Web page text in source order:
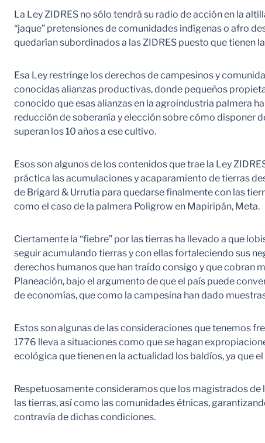
La Ley ZIDRES no sólo tendrá su radio de acción en la
“jaque” pretensiones de comunidades indígenas o afro
quedarían subordinados a las ZIDRES puesto que tienen
Esa Ley restringe los derechos de campesinos y
conocidas alianzas productivas, donde pequeños
conocido que esas alianzas en la agroindustria palmera
reducción de soberanía y elección sobre cómo disponer
superan los 10 años a ese cultivo.
Esos son algunos de los contenidos que trae la Ley
práctica las acumulaciones y acaparamiento de tierras
de Brigard & Urrutia para quedarse finalmente con las
como el caso de la palmera Poligrow en Mapiripán, Meta.
Ciertamente la “fiebre” por las tierras ha llevado a que
seguir acumulando tierras y con ellas fortaleciendo sus
derechos humanos que han traído consigo y que cobran
Planeación, bajo el argumento de que el país puede
de economías, que como la campesina han dado
Estos son algunas de las consideraciones que tenemos
1776 lleva a situaciones como que se hagan
ecológica que tienen en la actualidad los baldíos, ya que
Respetuosamente consideramos que los magistrados
las tierras, así como las comunidades étnicas,
contravía de dichas condiciones.